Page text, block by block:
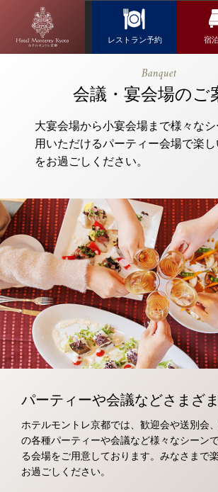
議・宴会場の
ご案内｜ホテ
ルモントレ京
都｜烏丸駅近
くのホテル
宿
レストラン予約
Banquet
会議・宴会場のご
大宴会場から小宴会場まで様々なシ
用いただけるパーティー会場で楽し
をお過ごしください。
パーティーや会議などさまざ
ホテルモントレ京都では、歓迎会や送別会
の各種パーティーや会議など様々なシーン
る会場をご用意しております。みなさまで
お過ごしください。
トップページ
ウエディング
アクセス・観光情報
よくあるご質問
お問い合せ
オンラインショップ
ップ
アド
バイ
ザー
チュ
ーブ
スタ
グラ
ム
求人情報
Reservation
レストラン予約
日本料理「隨縁亭」
ネットで予約する
TEL 075-212-3950
お問い合わせ
宿泊検索
航空券＋宿泊検索
チェックイン日がお決まりの方
チェックアウト
2人 室数 1室
チェックイン日がお決まりで
宿泊予約確認・キャンセ